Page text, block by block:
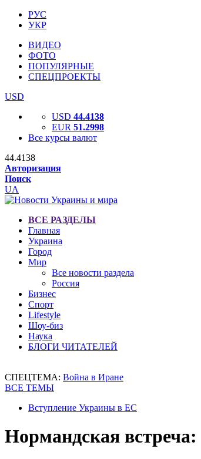
РУС
УКР
ВИДЕО
ФОТО
ПОПУЛЯРНЫЕ
СПЕЦПРОЕКТЫ
USD
USD 44.4138
EUR 51.2998
Все курсы валют
44.4138
Авторизация
Поиск
UA
ВСЕ РАЗДЕЛЫ
Главная
Украина
Город
Мир
Все новости раздела
Россия
Бизнес
Спорт
Lifestyle
Шоу-биз
Наука
БЛОГИ ЧИТАТЕЛЕЙ
СПЕЦТЕМА: Война в Иране
ВСЕ ТЕМЫ
Вступление Украины в ЕС
Нормандская